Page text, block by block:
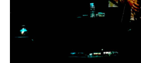
Jazzoo 2 – Jazzoo,
Animaux !